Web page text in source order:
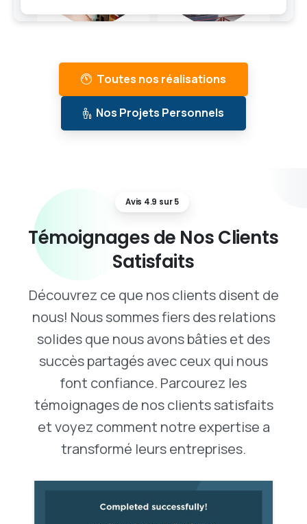
Toutes nos réalisations
Nos Projets Personnels
Avis 4.9 sur 5
Témoignagesde NosClients
Satisfaits
Découvrez ce que nos clients disent de
nous! Nous sommes fiers des relations
solides que nous avons bâties et des
succès partagés avec ceux qui nous
font confiance. Parcourez les
témoignages de nos clients satisfaits
et voyez comment notre expertise a
transformé leurs entreprises.